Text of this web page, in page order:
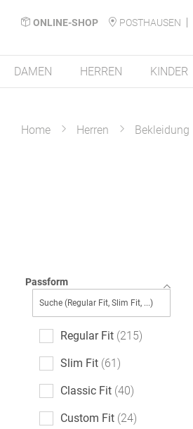
ONLINE-SHOP POSTHAUSEN
DAMEN HERREN KINDER
Home Herren Bekleidung
Passform
Regular Fit 215
Slim Fit 61
Classic Fit 40
Custom Fit 24